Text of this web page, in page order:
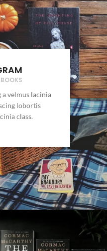
velmus lacinia
lobortis
class.